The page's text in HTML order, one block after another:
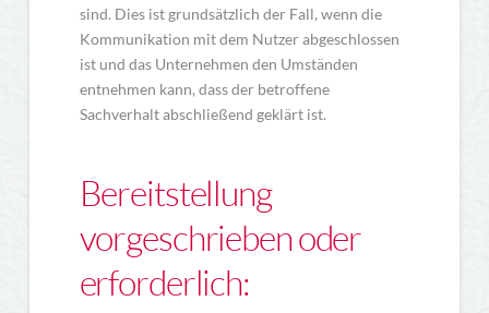
sind. Dies ist grundsätzlich der Fall, wenn die
Kommunikation mit dem Nutzer abgeschlossen
ist und das Unternehmen den Umständen
entnehmen kann, dass der betroffene
Sachverhalt abschließend geklärt ist.
Bereitstellung
vorgeschrieben oder
erforderlich: